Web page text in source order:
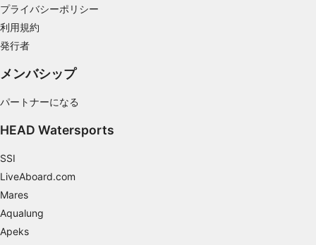
プライバシーポリシー
利用規約
発行者
メンバシップ
パートナーになる
HEAD Watersports
SSI
LiveAboard.com
Mares
Aqualung
Apeks
IAB以外の処理目的：
必要
性能
機能的
広告